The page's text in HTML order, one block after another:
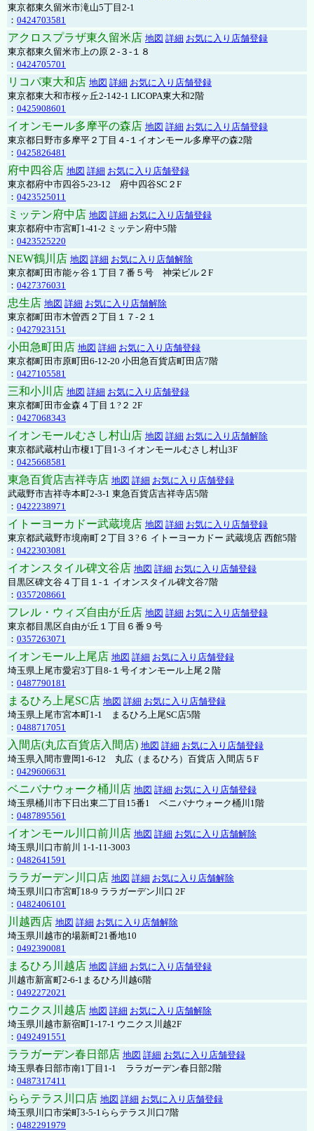
東京都東久留米市滝山5丁目2-1
： 0424703581
アクロスプラザ東久留米店 地図 詳細 お気に入り店舗登録
東京都東久留米市上の原２-３-１８
： 0424705701
リコパ東大和店 地図 詳細 お気に入り店舗登録
東京都東大和市桜ヶ丘2-142-1 LICOPA東大和2階
： 0425908601
イオンモール多摩平の森店 地図 詳細 お気に入り店舗登録
東京都日野市多摩平２丁目４-１イオンモール多摩平の森2階
： 0425826481
府中四谷店 地図 詳細 お気に入り店舗登録
東京都府中市四谷5-23-12 府中四谷SC２F
： 0423525011
ミッテン府中店 地図 詳細 お気に入り店舗登録
東京都府中市宮町1-41-2 ミッテン府中5階
： 0423525220
NEW鶴川店 地図 詳細 お気に入り店舗解除
東京都町田市能ヶ谷１丁目７番５号 神栄ビル２F
： 0427376031
忠生店 地図 詳細 お気に入り店舗解除
東京都町田市木曽西２丁目１７-２１
： 0427923151
小田急町田店 地図 詳細 お気に入り店舗登録
東京都町田市原町田6-12-20 小田急百貨店町田店7階
： 0427105581
三和小川店 地図 詳細 お気に入り店舗登録
東京都町田市金森４丁目１?２ 2F
： 0427068343
イオンモールむさし村山店 地図 詳細 お気に入り店舗解除
東京都武蔵村山市榎1丁目1-3 イオンモールむさし村山3F
： 0425668581
東急百貨店吉祥寺店 地図 詳細 お気に入り店舗登録
武蔵野市吉祥寺本町2-3-1 東急百貨店吉祥寺店5階
： 0422238971
イトーヨーカドー武蔵境店 地図 詳細 お気に入り店舗登録
東京都武蔵野市境南町２丁目３?６ イトーヨーカドー 武蔵境店 西館5階
： 0422303081
イオンスタイル碑文谷店 地図 詳細 お気に入り店舗登録
目黒区碑文谷４丁目１-１ イオンスタイル碑文谷7階
： 0357208661
フレル・ウィズ自由が丘店 地図 詳細 お気に入り店舗登録
東京都目黒区自由が丘１丁目６番９号
： 0357263071
イオンモール上尾店 地図 詳細 お気に入り店舗登録
埼玉県上尾市愛宕3丁目8-１号イオンモール上尾２階
： 0487790181
まるひろ上尾SC店 地図 詳細 お気に入り店舗登録
埼玉県上尾市宮本町1-1 まるひろ上尾SC店5階
： 0488717051
入間店(丸広百貨店入間店) 地図 詳細 お気に入り店舗登録
埼玉県入間市豊岡1-6-12 丸広（まるひろ）百貨店 入間店５F
： 0429606631
ベニバナウォーク桶川店 地図 詳細 お気に入り店舗登録
埼玉県桶川市下日出東二丁目15番1 ベニバナウォーク桶川1階
： 0487895561
イオンモール川口前川店 地図 詳細 お気に入り店舗解除
埼玉県川口市前川 1-1-11-3003
： 0482641591
ララガーデン川口店 地図 詳細 お気に入り店舗解除
埼玉県川口市宮町18-9 ララガーデン川口 2F
： 0482406101
川越西店 地図 詳細 お気に入り店舗解除
埼玉県川越市的場新町21番地10
： 0492390081
まるひろ川越店 地図 詳細 お気に入り店舗登録
川越市新富町2-6-1まるひろ川越6階
： 0492272021
ウニクス川越店 地図 詳細 お気に入り店舗解除
埼玉県川越市新宿町1-17-1 ウニクス川越2F
： 0492491551
ララガーデン春日部店 地図 詳細 お気に入り店舗登録
埼玉県春日部市南1丁目1-1 ララガーデン春日部2階
： 0487317411
ららテラス川口店 地図 詳細 お気に入り店舗登録
埼玉県川口市栄町3-5-1ららテラス川口7階
： 0482291979